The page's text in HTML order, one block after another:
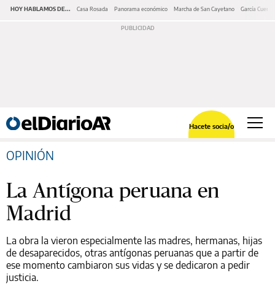
HOY HABLAMOS DE... Casa Rosada Panorama económico Marcha de San Cayetano García Cuerva
Hacete socia/o
OPINIÓN
La Antígona peruana en
Madrid
La obra la vieron especialmente las madres, hermanas, hijas
de desaparecidos, otras antígonas peruanas que a partir de
ese momento cambiaron sus vidas y se dedicaron a pedir
justicia.